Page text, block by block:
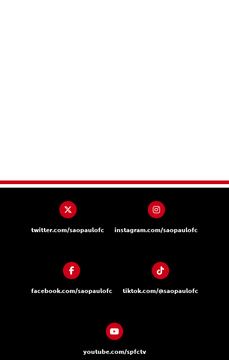
twitter.com/saopaulofc instagram.com/saopaulofc
facebook.com/saopaulofc tiktok.com/@saopaulofc
youtube.com/spfctv